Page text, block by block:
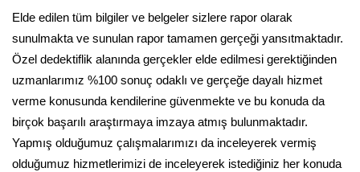
Elde edilen tüm bilgiler ve belgeler sizlere rapor olarak
sunulmakta ve sunulan rapor tamamen gerçeği yansıtmaktadır.
Özel dedektiflik alanında gerçekler elde edilmesi gerektiğinden
uzmanlarımız %100 sonuç odaklı ve gerçeğe dayalı hizmet
verme konusunda kendilerine güvenmekte ve bu konuda da
birçok başarılı araştırmaya imzaya atmış bulunmaktadır.
Yapmış olduğumuz çalışmalarımızı da inceleyerek vermiş
olduğumuz hizmetlerimizi de inceleyerek istediğiniz her konuda